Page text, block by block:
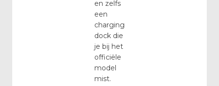
en zelfs
een
charging
dock die
je bij het
officiële
model
mist.